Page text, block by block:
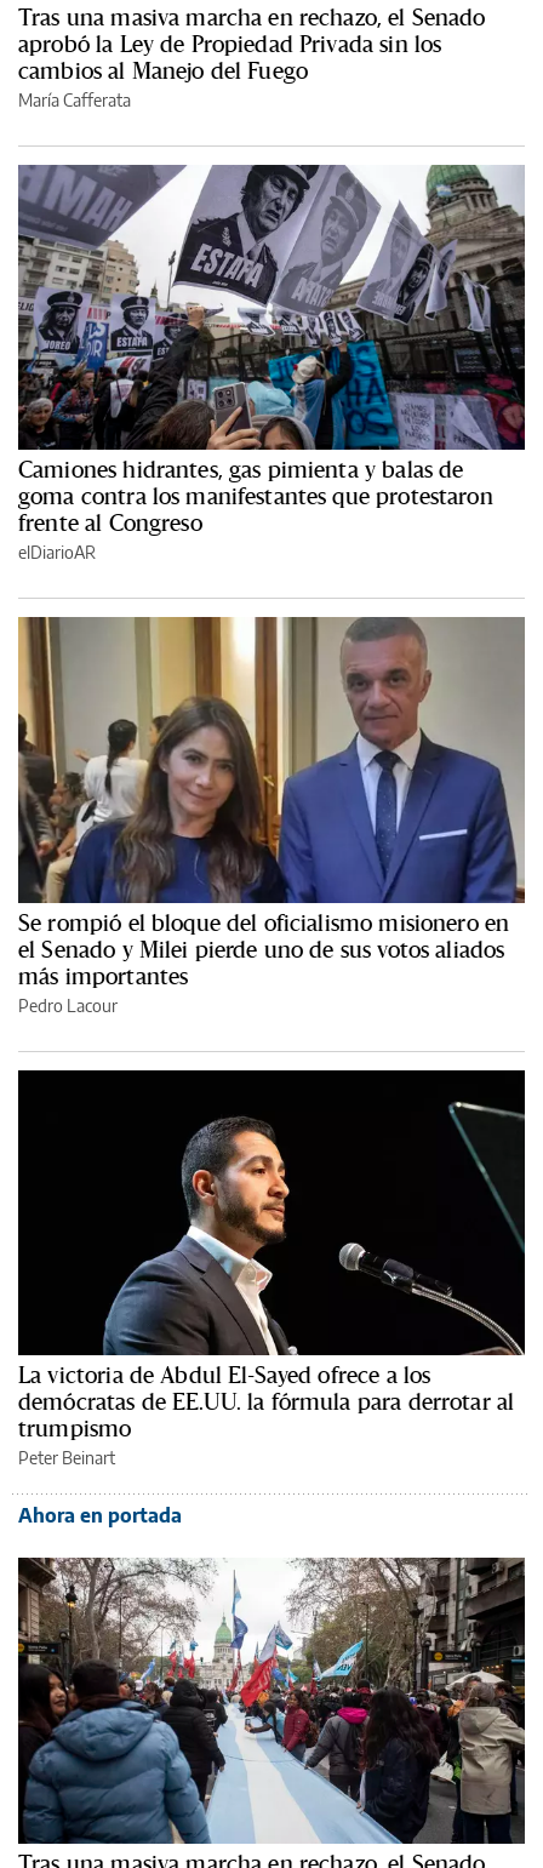
Tras una masiva marcha en rechazo, el Senado
aprobó la Ley de Propiedad Privada sin los
cambios al Manejo del Fuego
María Cafferata
Camiones hidrantes, gas pimienta y balas de
goma contra los manifestantes que protestaron
frente al Congreso
elDiarioAR
Se rompió el bloque del oficialismo misionero en
el Senado y Milei pierde uno de sus votos aliados
más importantes
Pedro Lacour
La victoria de Abdul El-Sayed ofrece a los
demócratas de EE.UU. la fórmula para derrotar al
trumpismo
Peter Beinart
Ahora en portada